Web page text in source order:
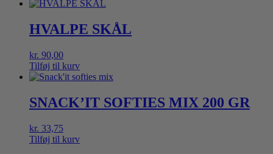
HVALPE SKÅL
kr. 90,00
Tilføj til kurv
SNACK’IT SOFTIES MIX 200 GR
kr. 33,75
Tilføj til kurv